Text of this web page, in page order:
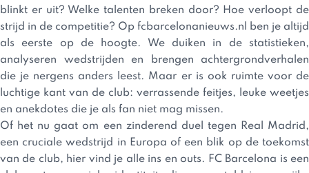
blinkt er uit? Welke talenten breken door? Hoe verloopt de
strijd in de competitie? Op fcbarcelonanieuws.nl ben je altijd
als eerste op de hoogte. We duiken in de statistieken,
analyseren wedstrijden en brengen achtergrondverhalen
die je nergens anders leest. Maar er is ook ruimte voor de
luchtige kant van de club: verrassende feitjes, leuke weetjes
en anekdotes die je als fan niet mag missen.
Of het nu gaat om een zinderend duel tegen Real Madrid,
een cruciale wedstrijd in Europa of een blik op de toekomst
van de club, hier vind je alle ins en outs. FC Barcelona is een